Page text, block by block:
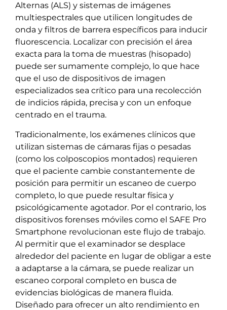
Alternas (ALS) y sistemas de imágenes
multiespectrales que utilicen longitudes de
onda y filtros de barrera específicos para inducir
fluorescencia. Localizar con precisión el área
exacta para la toma de muestras (hisopado)
puede ser sumamente complejo, lo que hace
que el uso de dispositivos de imagen
especializados sea crítico para una recolección
de indicios rápida, precisa y con un enfoque
centrado en el trauma.
Tradicionalmente, los exámenes clínicos que
utilizan sistemas de cámaras fijas o pesadas
(como los colposcopios montados) requieren
que el paciente cambie constantemente de
posición para permitir un escaneo de cuerpo
completo, lo que puede resultar física y
psicológicamente agotador. Por el contrario, los
dispositivos forenses móviles como el SAFE Pro
Smartphone revolucionan este flujo de trabajo.
Al permitir que el examinador se desplace
alrededor del paciente en lugar de obligar a este
a adaptarse a la cámara, se puede realizar un
escaneo corporal completo en busca de
evidencias biológicas de manera fluida.
Diseñado para ofrecer un alto rendimiento en